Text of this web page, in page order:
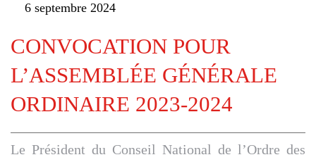
6 septembre 2024
CONVOCATION POUR
L’ASSEMBLÉE GÉNÉRALE
ORDINAIRE 2023-2024
Le Président du Conseil National de l’Ordre des